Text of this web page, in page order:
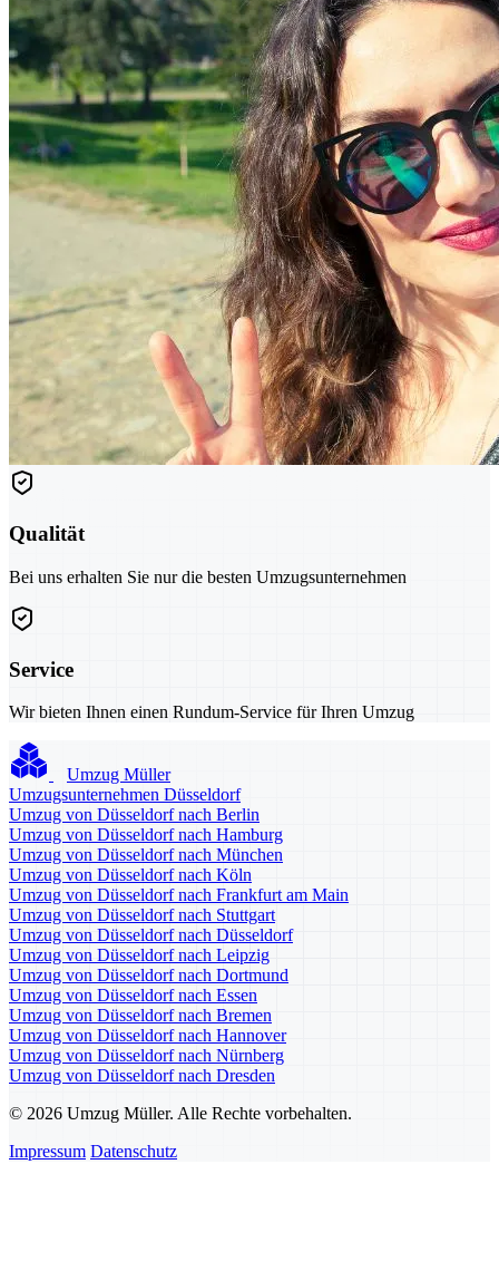
Qualität
Bei uns erhalten Sie nur die besten Umzugsunternehmen
Service
Wir bieten Ihnen einen Rundum-Service für Ihren Umzug
Umzug Müller
Umzugsunternehmen Düsseldorf
Umzug von Düsseldorf nach Berlin
Umzug von Düsseldorf nach Hamburg
Umzug von Düsseldorf nach München
Umzug von Düsseldorf nach Köln
Umzug von Düsseldorf nach Frankfurt am Main
Umzug von Düsseldorf nach Stuttgart
Umzug von Düsseldorf nach Düsseldorf
Umzug von Düsseldorf nach Leipzig
Umzug von Düsseldorf nach Dortmund
Umzug von Düsseldorf nach Essen
Umzug von Düsseldorf nach Bremen
Umzug von Düsseldorf nach Hannover
Umzug von Düsseldorf nach Nürnberg
Umzug von Düsseldorf nach Dresden
© 2026 Umzug Müller. Alle Rechte vorbehalten.
Impressum Datenschutz